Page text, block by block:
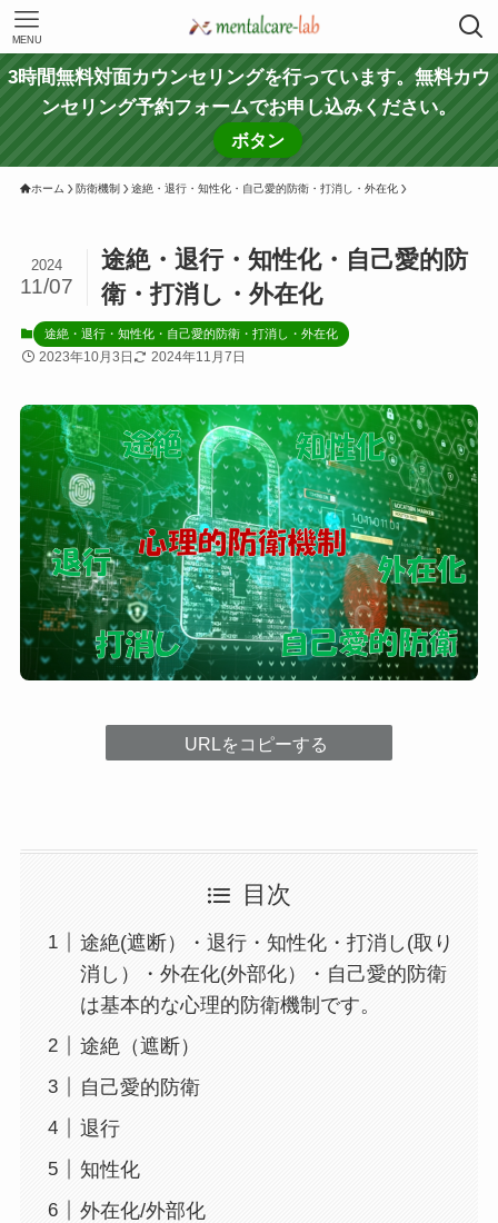
MENU
3時間無料対面カウンセリングを行っています。無料カウ
ンセリング予約フォームでお申し込みください。
ボタン
ホーム 防衛機制 途絶・退行・知性化・自己愛的防衛・打消し・外在化
途絶・退行・知性化・自己愛的防
衛・打消し・外在化
2024
11/07
途絶・退行・知性化・自己愛的防衛・打消し・外在化
2023年10月3日 2024年11月7日
URLをコピーする
目次
途絶(遮断）・退行・知性化・打消し(取り
消し）・外在化(外部化）・自己愛的防衛
は基本的な心理的防衛機制です。
途絶（遮断）
自己愛的防衛
退行
知性化
外在化/外部化